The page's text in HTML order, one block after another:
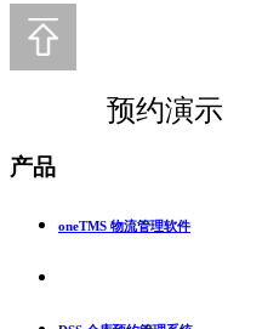
预约演示
产品
oneTMS 物流管理软件